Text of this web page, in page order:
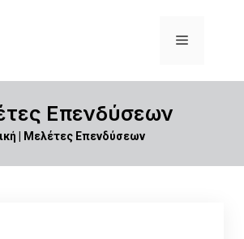
Μενού
Επενδύσεων
Μελέτες Επενδύσεων